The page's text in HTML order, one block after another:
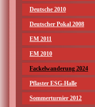
Deutsche 2010
Deutscher Pokal 2008
EM 2011
EM 2010
Fackelwanderung 2024
Pflaster ESG-Halle
Sommerturnier 2012